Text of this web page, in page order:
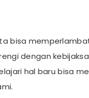
bisa
dengan
hal baru bisa